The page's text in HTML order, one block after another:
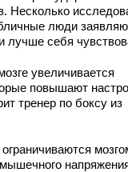
Несколько
люди
лучше себя
увеличивается
повышают
тренер по боксу из